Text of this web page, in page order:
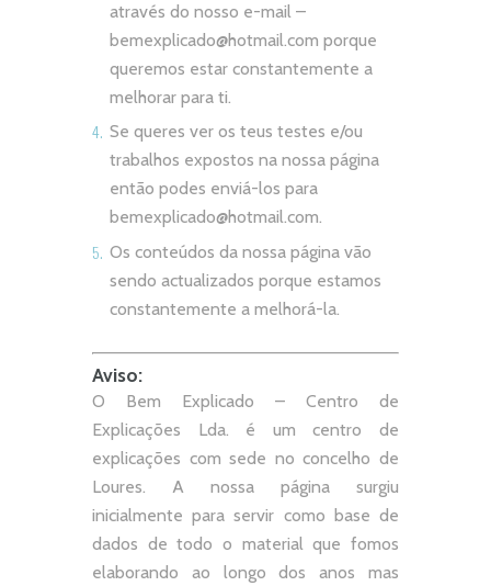
através do nosso e-mail –
bemexplicado@hotmail.com porque
queremos estar constantemente a
melhorar para ti.
Se queres ver os teus testes e/ou
trabalhos expostos na nossa página
então podes enviá-los para
bemexplicado@hotmail.com.
Os conteúdos da nossa página vão
sendo actualizados porque estamos
constantemente a melhorá-la.
Aviso:
O Bem Explicado – Centro de
Explicações Lda. é um centro de
explicações com sede no concelho de
Loures. A nossa página surgiu
inicialmente para servir como base de
dados de todo o material que fomos
elaborando ao longo dos anos mas